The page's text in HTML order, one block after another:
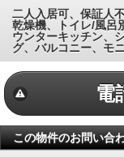
二人入居可、保証人
乾燥機、トイレ/風呂
ウンターキッチン、
グ、バルコニー、モ
電
この物件のお問い合